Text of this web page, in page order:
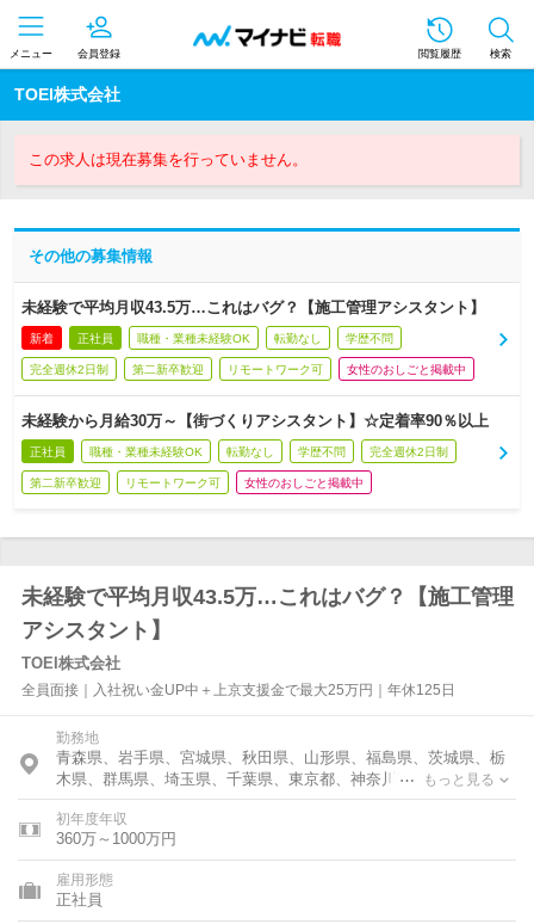
メニュー 会員登録 閲覧履歴 検索
TOEI株式会社
この求人は現在募集を行っていません。
その他の募集情報
未経験で平均月収43.5万…これはバグ？【施工管理アシスタント】
新着 正社員 職種・業種未経験OK 転勤なし 学歴不問
完全週休2日制 第二新卒歓迎 リモートワーク可 女性のおしごと掲載中
未経験から月給30万～【街づくりアシスタント】☆定着率90％以上
正社員 職種・業種未経験OK 転勤なし 学歴不問 完全週休2日制
第二新卒歓迎 リモートワーク可 女性のおしごと掲載中
未経験で平均月収43.5万…これはバグ？【施工管理
アシスタント】
TOEI株式会社
全員面接｜入社祝い金UP中＋上京支援金で最大25万円｜年休125日
勤務地
青森県、岩手県、宮城県、秋田県、山形県、福島県、茨城県、栃
木県、群馬県、埼玉県、千葉県、東京都、神奈川県、富山県、石
川県、福井県、新潟県、山梨県、長野県、岐阜県、静岡県、愛知
県、三重県、滋賀県、京都府、大阪府、兵庫県、奈良県、和歌山
県、鳥取県、島根県、岡山県、広島県、山口県、徳島県、香川
県、愛媛県、高知県、福岡県、佐賀県、長崎県、熊本県、大分
県、宮崎県、鹿児島県
もっと見る
初年度年収
360万～1000万円
雇用形態
正社員